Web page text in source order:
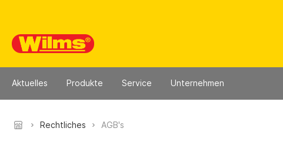
Aktuelles Produkte Service Unternehmen
Klimageräte
Für Sie vor Ort
Team Rechtliches AGB's